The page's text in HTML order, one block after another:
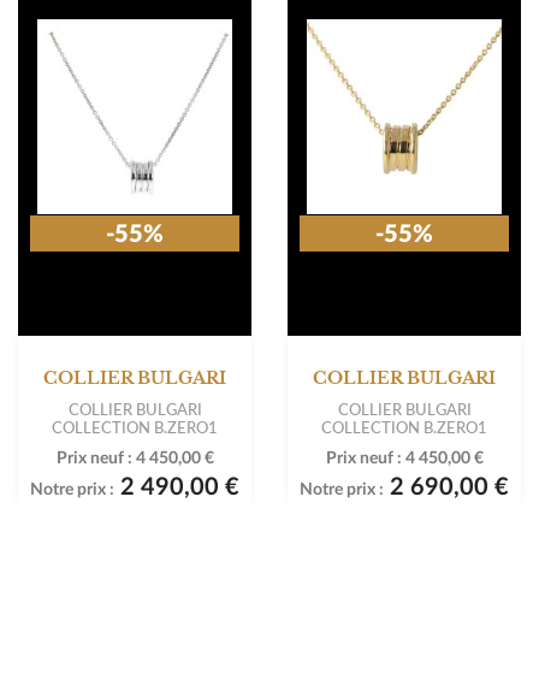
COLLIER BULGARI
COLLIER BULGARI
COLLECTION B.ZERO1
Prix neuf : 4 450,00 €
Notre prix : 2 490,00 €
-55%
COLLIER BULGARI
COLLIER BULGARI
COLLECTION B.ZERO1
Prix neuf : 4 450,00 €
Notre prix : 2 690,00 €
-55%